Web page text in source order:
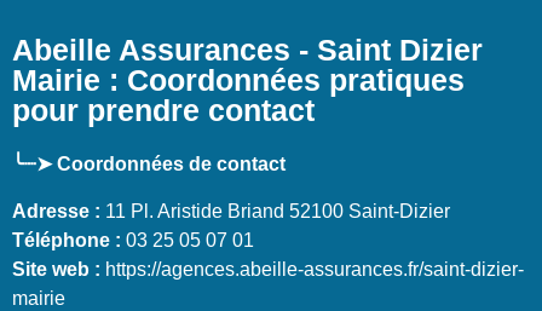
Abeille Assurances - Saint Dizier
Mairie : Coordonnées pratiques
pour prendre contact
╰┈➤ Coordonnées de contact
Adresse : 11 Pl. Aristide Briand 52100 Saint-Dizier
Téléphone : 03 25 05 07 01
Site web : https://agences.abeille-assurances.fr/saint-dizier-
mairie